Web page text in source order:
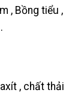
, Bồng tiểu ,
, chất thải